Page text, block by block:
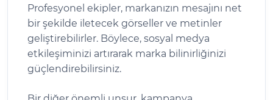
Profesyonel ekipler, markanızın mesajını net
bir şekilde iletecek görseller ve metinler
geliştirebilirler. Böylece, sosyal medya
etkileşiminizi artırarak marka bilinirliğinizi
güçlendirebilirsiniz.